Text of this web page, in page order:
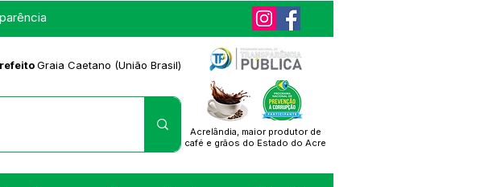
Graia Caetano (União Brasil)
Acrelândia, maior produtor de
café e grãos do Estado do Acre